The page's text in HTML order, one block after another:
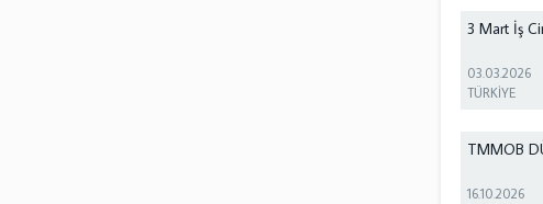
3 Mart İş
03.03.2026
TÜRKİYE
TMMOB
16.10.2026